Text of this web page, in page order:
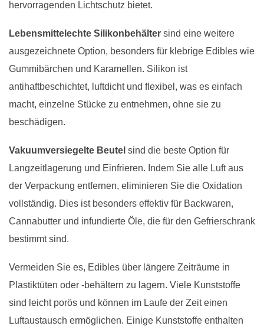
hervorragenden Lichtschutz bietet.
Lebensmittelechte Silikonbehälter sind eine weitere
ausgezeichnete Option, besonders für klebrige Edibles wie
Gummibärchen und Karamellen. Silikon ist
antihaftbeschichtet, luftdicht und flexibel, was es einfach
macht, einzelne Stücke zu entnehmen, ohne sie zu
beschädigen.
Vakuumversiegelte Beutel sind die beste Option für
Langzeitlagerung und Einfrieren. Indem Sie alle Luft aus
der Verpackung entfernen, eliminieren Sie die Oxidation
vollständig. Dies ist besonders effektiv für Backwaren,
Cannabutter und infundierte Öle, die für den Gefrierschrank
bestimmt sind.
Vermeiden Sie es, Edibles über längere Zeiträume in
Plastiktüten oder -behältern zu lagern. Viele Kunststoffe
sind leicht porös und können im Laufe der Zeit einen
Luftaustausch ermöglichen. Einige Kunststoffe enthalten